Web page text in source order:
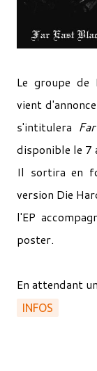
Le groupe de
vient
s'intitulera
disponible le 7
Il sortira en
version Die
l'EP
poster.
En attendant
INFOS